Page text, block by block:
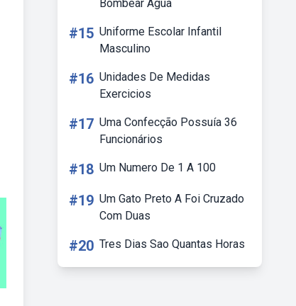
Bombear Agua
#15 Uniforme Escolar Infantil
Masculino
#16 Unidades De Medidas
Exercicios
#17 Uma Confecção Possuía 36
Funcionários
#18 Um Numero De 1 A 100
#19 Um Gato Preto A Foi Cruzado
Com Duas
#20 Tres Dias Sao Quantas Horas